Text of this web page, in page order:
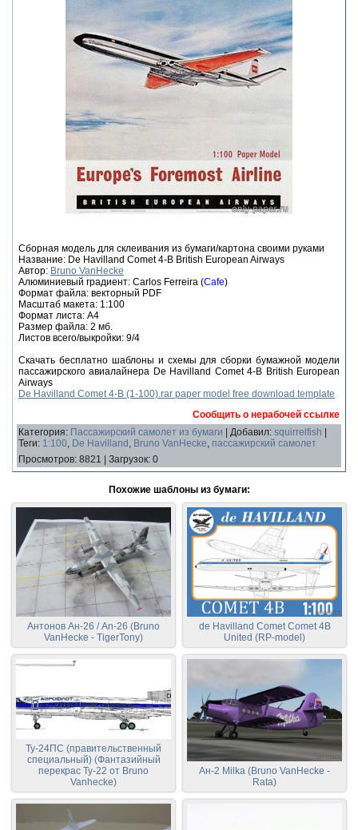
Сборная модель для склеивания из бумаги/картона своими руками
Название: De Havilland Comet 4-B British European Airways
Автор: Bruno VanHecke
Алюминиевый градиент: Carlos Ferreira (Cafe)
Формат файла: векторный PDF
Масштаб макета: 1:100
Формат листа: А4
Размер файла: 2 мб.
Листов всего/выкройки: 9/4
Скачать бесплатно шаблоны и схемы для сборки бумажной модели
пассажирского авиалайнера De Havilland Comet 4-B British European
Airways
De Havilland Comet 4-B (1-100).rar paper model free download template
Сообщить о нерабочей ссылке
Категория: Пассажирский самолет из бумаги Добавил: squirrelfish
Теги: 1:100, De Havilland , Bruno VanHecke, пассажирский самолет
Просмотров: 8821 Загрузок: 0
Похожие шаблоны из бумаги:
Антонов Ан-26 / An-26 (Bruno
VanHecke - TigerTony)
de Havilland Comet Comet 4B
United (RP-model)
Ту-24ПС (правительственный
специальный) (Фантазийный
перекрас Ту-22 от Bruno
Vanhecke)
Ан-2 Milka (Bruno VanHecke -
Rata)